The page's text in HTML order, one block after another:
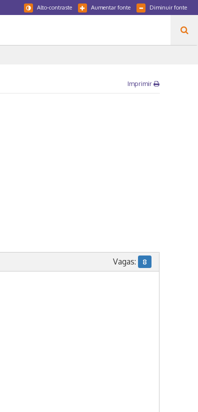
Diminuir fonte
Aumentar fonte
Alto-contraste
Imprimir
Vagas: 8